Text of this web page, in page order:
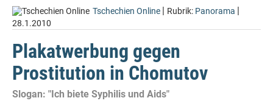
Tschechien Online | Rubrik: Panorama |
28.1.2010
Plakatwerbung gegen
Prostitution in Chomutov
Slogan: "Ich biete Syphilis und Aids"